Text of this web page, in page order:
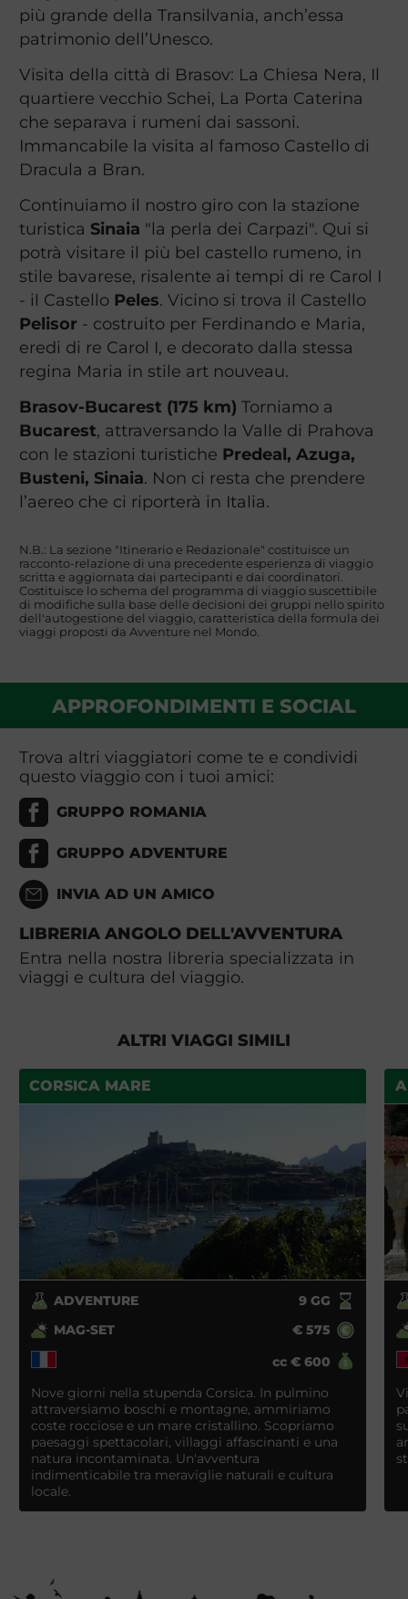
più grande della Transilvania, anch’essa
patrimonio dell’Unesco.
Visita della città di Brasov: La Chiesa Nera, Il
quartiere vecchio Schei, La Porta Caterina
che separava i rumeni dai sassoni.
Immancabile la visita al famoso Castello di
Dracula a Bran.
Continuiamo il nostro giro con la stazione
turistica Sinaia "la perla dei Carpazi". Qui si
potrà visitare il più bel castello rumeno, in
stile bavarese, risalente ai tempi di re Carol I
- il Castello Peles. Vicino si trova il Castello
Pelisor - costruito per Ferdinando e Maria,
eredi di re Carol I, e decorato dalla stessa
regina Maria in stile art nouveau.
Brasov-Bucarest (175 km) Torniamo a
Bucarest, attraversando la Valle di Prahova
con le stazioni turistiche Predeal, Azuga,
Busteni, Sinaia. Non ci resta che prendere
l’aereo che ci riporterà in Italia.
N.B.: La sezione "Itinerario e Redazionale" costituisce un
racconto-relazione di una precedente esperienza di viaggio
scritta e aggiornata dai partecipanti e dai coordinatori.
Costituisce lo schema del programma di viaggio suscettibile
di modifiche sulla base delle decisioni dei gruppi nello spirito
dell'autogestione del viaggio, caratteristica della formula dei
viaggi proposti da Avventure nel Mondo.
APPROFONDIMENTI E SOCIAL
Trova altri viaggiatori come te e condividi
questo viaggio con i tuoi amici:
GRUPPO ROMANIA
GRUPPO ADVENTURE
INVIA AD UN AMICO
LIBRERIA ANGOLO DELL'AVVENTURA
Entra nella nostra libreria specializzata in
viaggi e cultura del viaggio.
ALTRI VIAGGI SIMILI
CORSICA MARE
ADVENTURE 9 GG
MAG-SET
€ 575
cc€ 600
Nove giorni nella stupenda Corsica. In pulmino
attraversiamo boschi e montagne, ammiriamo
coste rocciose e un mare cristallino. Scopriamo
paesaggi spettacolari, villaggi affascinanti e una
natura incontaminata. Un'avventura
indimenticabile tra meraviglie naturali e cultura
locale.